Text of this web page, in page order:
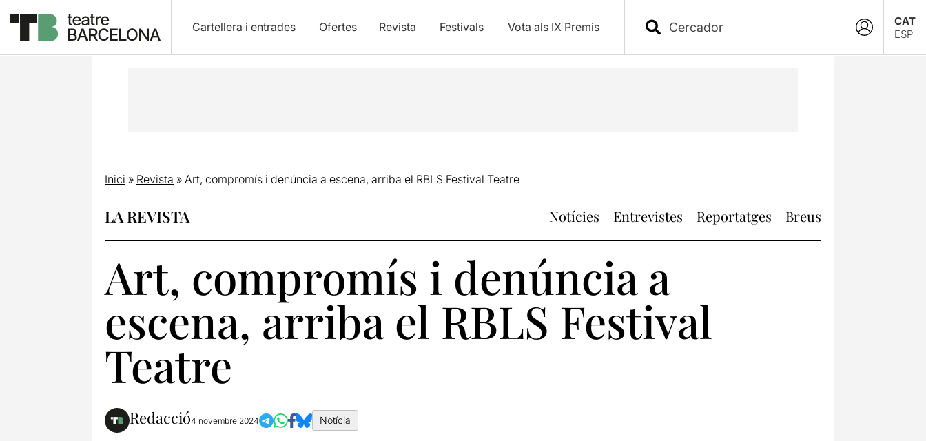
Cartellera i entrades Ofertes Revista Festivals Vota als IX Premis
CAT
ESP
Inici » Revista » Art, compromís i denúncia a escena, arriba el RBLS Festival Teatre
LA REVISTA Notícies Entrevistes Reportatges Breus
Art, compromís i denúncia a
escena, arriba el RBLS Festival
Teatre
Redacció4 novembre 2024 Notícia